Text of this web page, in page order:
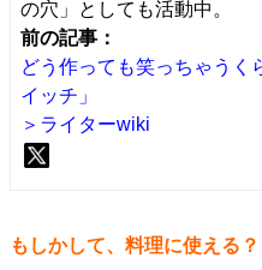
の穴」としても活動中。
前の記事：
どう作っても笑っちゃうく
イッチ」
＞ライターwiki
もしかして、料理に使える？